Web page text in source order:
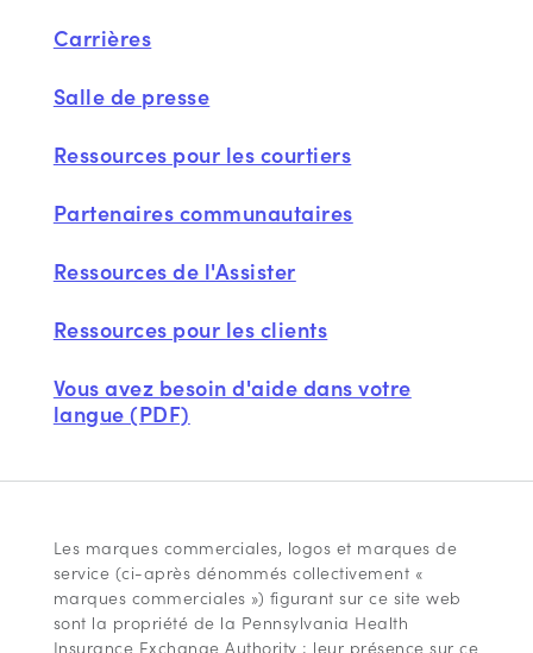
Carrières
Salle de presse
Ressources pour les courtiers
Partenaires communautaires
Ressources de l'Assister
Ressources pour les clients
Vous avez besoin d'aide dans votre
langue (PDF)
Les marques commerciales, logos et marques de
service (ci-après dénommés collectivement «
marques commerciales ») figurant sur ce site web
sont la propriété de la Pennsylvania Health
Insurance Exchange Authority ; leur présence sur ce